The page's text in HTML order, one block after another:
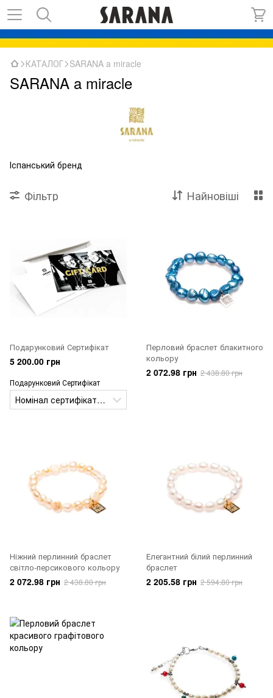
КАТАЛОГ SARANA a miracle
SARANA a miracle
Іспанський бренд
Фільтр Найновіші
Подарунковий Сертифікат
5 200.00 грн
Подарунковий Сертифікат
Номінал сертифіката 100 євро
Перловий браслет блакитного
кольору
2 072.98 грн 2 438.80 грн
Ніжний перлинний браслет
світло-персикового кольору
2 072.98 грн 2 438.80 грн
Елегантний білий перлинний
браслет
2 205.58 грн 2 594.80 грн